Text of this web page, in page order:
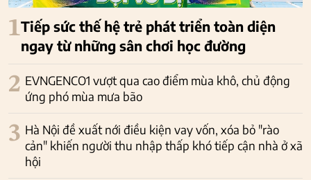
1Tiếp sức thế hệ trẻ phát triển toàn diện
ngay từ những sân chơi học đường
2 EVNGENCO1 vượt qua cao điểm mùa khô, chủ động
ứng phó mùa mưa bão
3 Hà Nội đề xuất nới điều kiện vay vốn, xóa bỏ "rào
cản" khiến người thu nhập thấp khó tiếp cận nhà ở xã
hội